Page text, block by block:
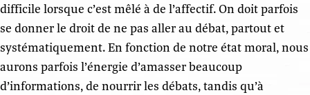
difficile lorsque c’est mêlé à de l’affectif. On doit parfois
se donner le droit de ne pas aller au débat, partout et
systématiquement. En fonction de notre état moral, nous
aurons parfois l’énergie d’amasser beaucoup
d’informations, de nourrir les débats, tandis qu’à